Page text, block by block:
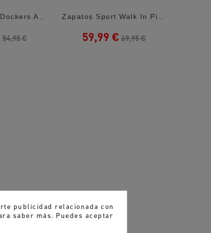
54,95 € 59,99 € 69,95 €
publicidad relacionada con
saber más. Puedes aceptar